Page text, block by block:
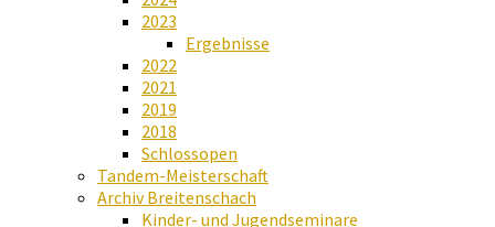
2023
Ergebnisse
2022
2021
2019
2018
Schlossopen
Tandem-Meisterschaft
Archiv Breitenschach
Kinder- und Jugendseminare